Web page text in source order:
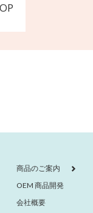
商品のご案内
OEM 商品開発
会社概要